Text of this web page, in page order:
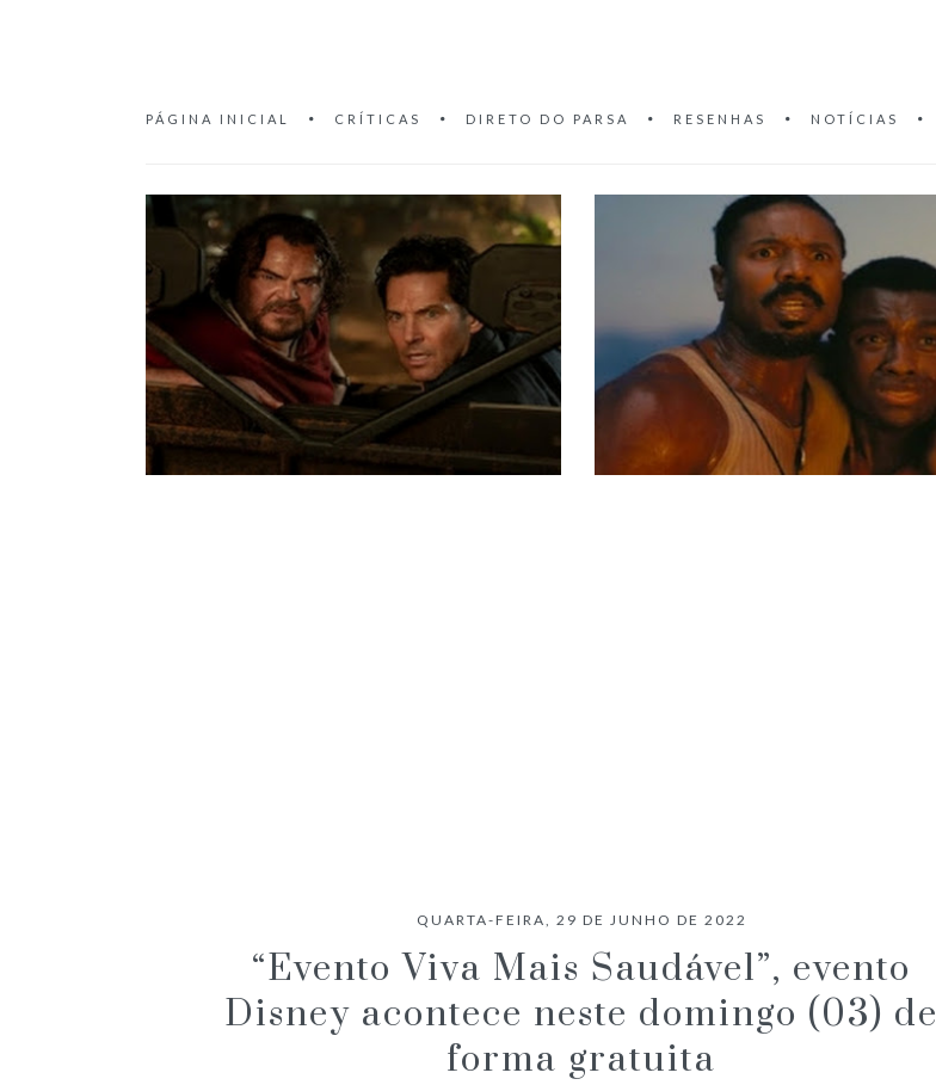
PÁGINA INICIAL CRÍTICAS DIRETO DO PARSA RESENHAS NOTÍCIAS
QUARTA-FEIRA, 29 DE JUNHO DE 2022
“Evento Viva Mais Saudável”, evento
Disney acontece neste domingo (03) de
forma gratuita